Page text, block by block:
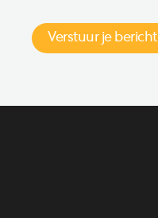
Verstuur je bericht